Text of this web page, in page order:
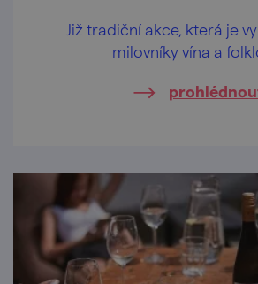
Již tradiční akce, která je
milovníky vína a